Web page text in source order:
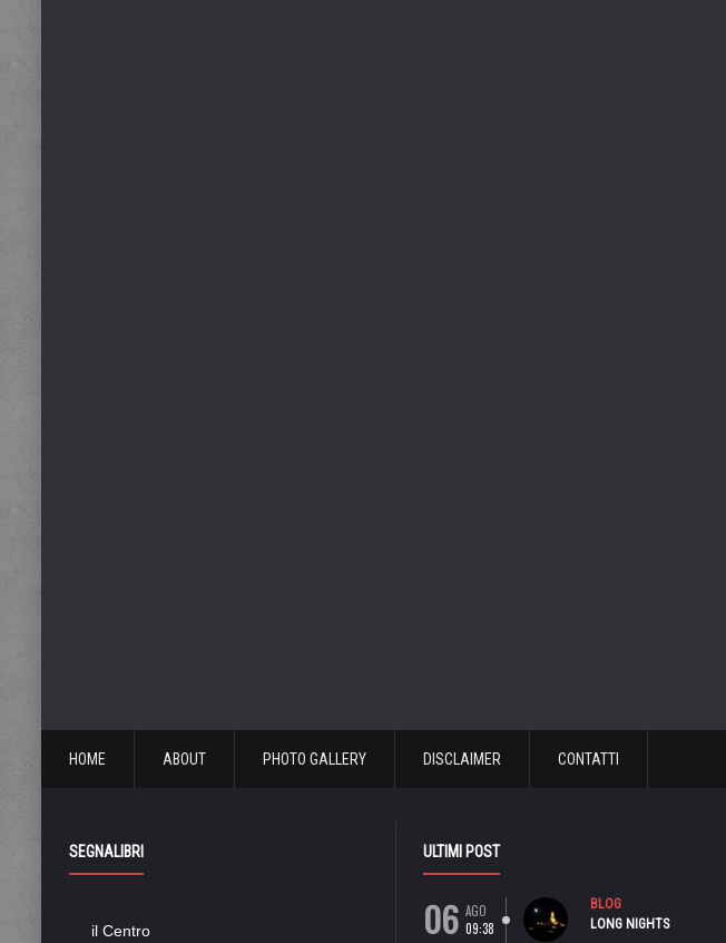
HOME ABOUT PHOTO GALLERY DISCLAIMER CONTATTI
SEGNALIBRI
il Centro
ULTIMI POST
06 AGO
09:38
BLOG
LONG NIGHTS